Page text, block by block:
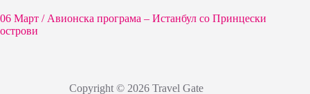
06 Март / Aвионска програма – Истанбул со Принцески
острови
Copyright © 2026 Travel Gate